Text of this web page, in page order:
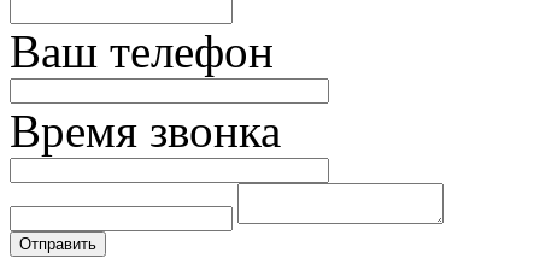
Ваш телефон
Время звонка
Отправить